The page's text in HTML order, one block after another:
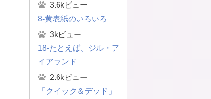
3.6kビュー
8-黄表紙のいろいろ
3kビュー
18-たとえば、ジル・ア
イアランド
2.6kビュー
「クイック＆デッド」